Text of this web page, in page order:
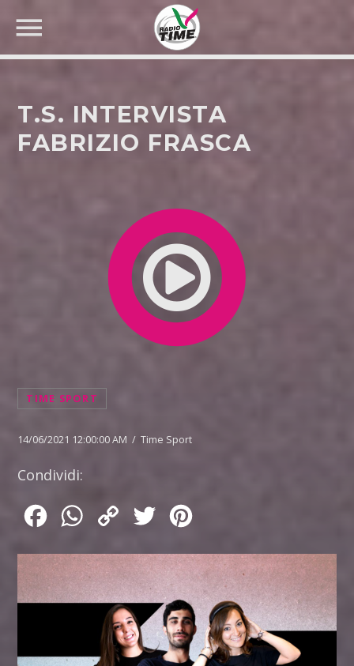
T.S. INTERVISTA
FABRIZIO FRASCA
TIME SPORT
14/06/2021 12:00:00 AM / Time Sport
Condividi:
FacebookWhatsApp
Copy
Twitter